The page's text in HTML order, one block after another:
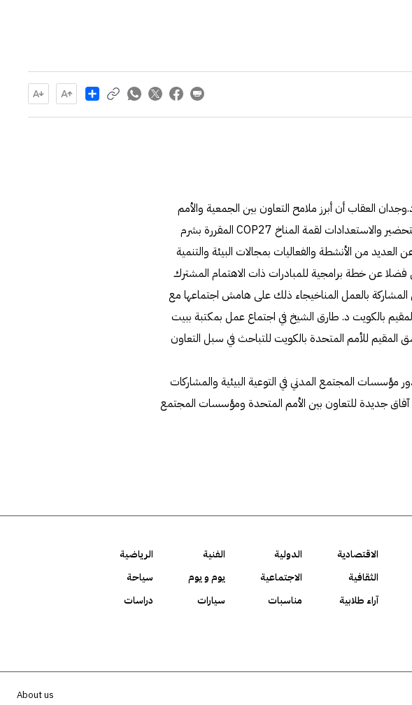
Share
العقاب أن أبرز ملامح التعاون بين الجمعية والأمم
المتحدة بالكويت تتضمن التباحث في سبل التحضير والاستعدادات لقمة المناخ COP27 المقررة بشرم
من الأنشطة والفعاليات بمجالات البيئة والتنمية
فضلا عن خطة برامجية للمبادرات ذات الاهتمام المشترك
بالعمل المناخيجاء ذلك على هامش اجتماعها مع
بالكويت د. طارق الشيخ في اجتماع عمل بمكتبة ببيت
للأمم المتحدة بالكويت للتباحث في سبل التعاون
مؤسسات المجتمع المدني في التوعية البيئية والمشاركات
آفاق جديدة للتعاون بين الأمم المتحدة ومؤسسات المجتمع
الاقتصادية الدولية الفنية
الرياضية
الثقافية الاجتماعية يوم و يوم
سياحة
آراء طلابية مناسبات سيارات
دراسات
About us